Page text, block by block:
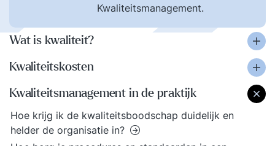
Kwaliteitsmanagement.
Wat is kwaliteit?
Kwaliteitskosten
Kwaliteitsmanagement in de praktijk
Hoe krijg ik de kwaliteitsboodschap duidelijk en
helder de organisatie in?